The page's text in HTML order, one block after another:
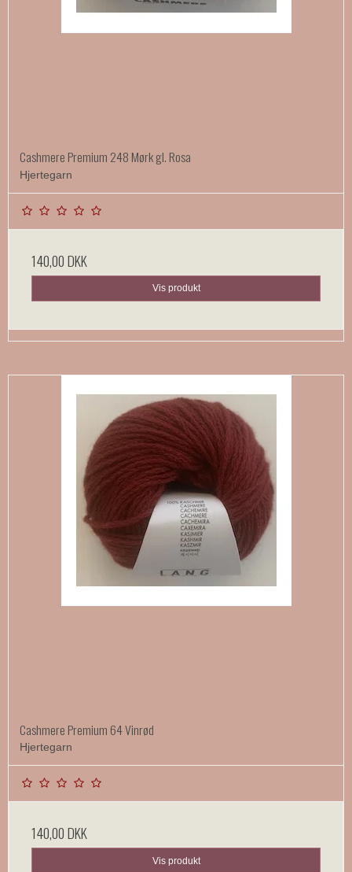
Cashmere Premium 248 Mørk gl. Rosa
Hjertegarn
140,00 DKK
Vis produkt
Cashmere Premium 64 Vinrød
Hjertegarn
140,00 DKK
Vis produkt